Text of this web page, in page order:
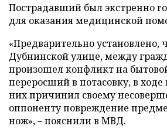
Пострадавший был экстренно
для оказания медицинской
«Предварительно установлено,
Дубнинской улице, между
произошел конфликт на
переросший в потасовку, в
них причинил своему
оппоненту повреждение
нож», – пояснили в МВД.